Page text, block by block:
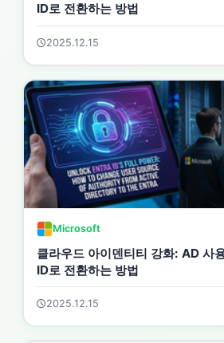
ID로 전환하는 방법
2025.12.15
Microsoft
클라우드 아이덴티티 강화: AD 사
ID로 전환하는 방법
2025.12.15